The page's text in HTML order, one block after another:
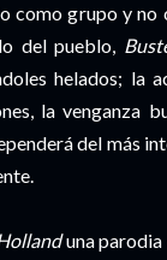
como grupo y no
del pueblo,
helados; la
la venganza
del más
una